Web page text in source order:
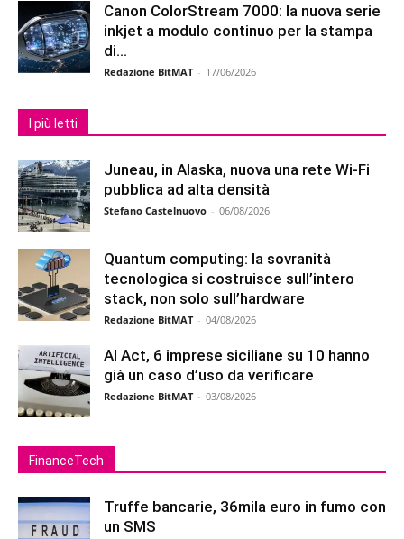
Canon ColorStream 7000: la nuova serie
inkjet a modulo continuo per la stampa
di...
Redazione BitMAT - 17/06/2026
I più letti
Juneau, in Alaska, nuova una rete Wi-Fi
pubblica ad alta densità
Stefano Castelnuovo - 06/08/2026
Quantum computing: la sovranità
tecnologica si costruisce sull’intero
stack, non solo sull’hardware
Redazione BitMAT - 04/08/2026
AI Act, 6 imprese siciliane su 10 hanno
già un caso d’uso da verificare
Redazione BitMAT - 03/08/2026
FinanceTech
Truffe bancarie, 36mila euro in fumo con
un SMS